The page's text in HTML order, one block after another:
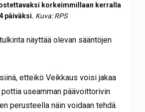
korkeimmillaan kerralla
päiväksi. Kuva: RPS
näyttää olevan sääntöjen
etteikö Veikkaus voisi jakaa
useamman päävoittorivin
perusteella näin voidaan tehdä.